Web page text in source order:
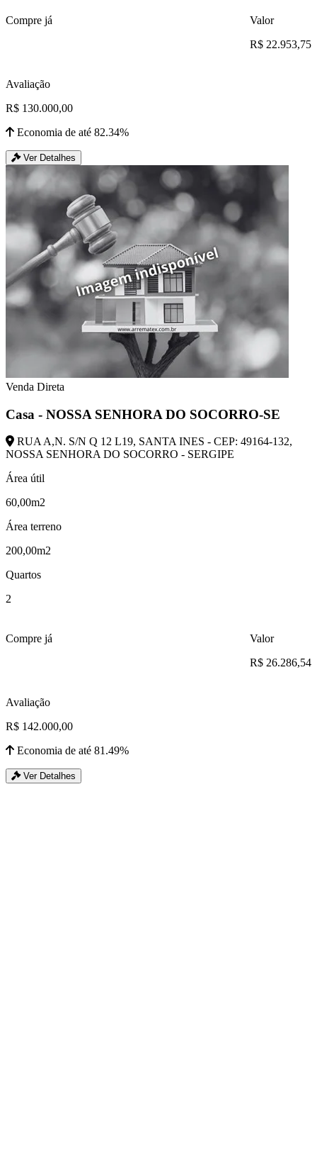
Compre já
Valor
R$ 22.953,75
Avaliação
R$ 130.000,00
Economia de até 82.34%
Ver Detalhes
Venda Direta
Casa - NOSSA SENHORA DO SOCORRO-SE
RUA A,N. S/N Q 12 L19, SANTA INES - CEP: 49164-132,
NOSSA SENHORA DO SOCORRO - SERGIPE
Área útil
60,00m2
Área terreno
200,00m2
Quartos
2
Compre já
Valor
R$ 26.286,54
Avaliação
R$ 142.000,00
Economia de até 81.49%
Ver Detalhes